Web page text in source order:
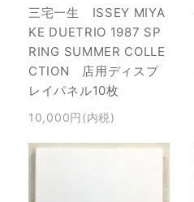
三宅一生 ISSEY MIYA
KE DUETRIO 1987 SP
RING SUMMER COLLE
CTION 店用ディスプ
レイパネル10枚
10,000円(内税)